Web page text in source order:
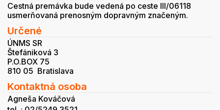
Cestná premávka bude vedená po ceste III/06118
usmerňovaná prenosným dopravným značeným.
Určené
ÚNMS SR
Štefániková 3
P.O.BOX 75
810 05 Bratislava
Kontaktná osoba
Agneša Kováčová